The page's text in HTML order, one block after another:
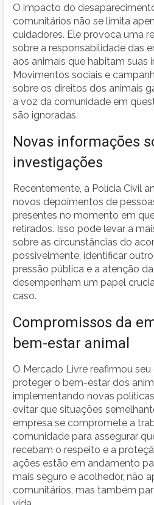
O impacto do
comunitários não se limita
cuidadores. Ele provoca uma
sobre a responsabilidade das
aos animais que habitam suas
Movimentos sociais e
sobre os direitos dos animais
a voz da comunidade em
são ignoradas.
Novas informações
investigações
Recentemente, a Polícia Civil
novos depoimentos de
presentes no momento em
retirados. Isso pode levar a
sobre as circunstâncias do
possivelmente, identificar
pressão pública e a atenção
desempenham um papel
caso.
Compromissos da
bem-estar animal
O Mercado Livre reafirmou
proteger o bem-estar dos
implementando novas
evitar que situações
empresa se compromete a
comunidade para assegurar
recebam o respeito e a
ações estão em andamento
mais seguro e acolhedor, não
comunitários, mas também